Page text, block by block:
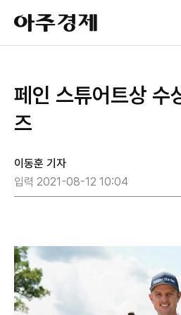
아
주
경
페인 스튜어트상 수
즈
이동훈 기자
입력 2021-08-12 10:04